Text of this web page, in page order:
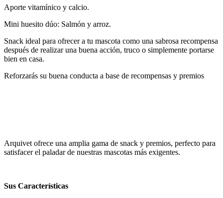
Aporte vitamínico y calcio.
Mini huesito dúo: Salmón y arroz.
Snack ideal para ofrecer a tu mascota como una sabrosa recompensa
después de realizar una buena acción, truco o simplemente portarse
bien en casa.
Reforzarás su buena conducta a base de recompensas y premios
Arquivet ofrece una amplia gama de snack y premios, perfecto para
satisfacer el paladar de nuestras mascotas más exigentes.
Sus Características